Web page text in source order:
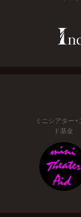
ミニシアター・
ド基金